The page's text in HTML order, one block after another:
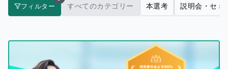
フィルター すべてのカテゴリー 本選考 説明会・セミ